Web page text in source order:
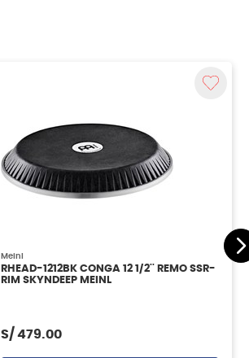
Meinl
RHEAD-1212BK CONGA 12 1/2'' REMO SSR-
RIM SKYNDEEP MEINL
S/ 479.00